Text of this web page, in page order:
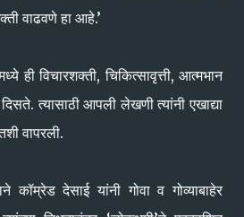
वाढवणे हा आहे.’
ही विचारशक्ती, चिकित्सावृत्ती, आत्मभान
त्यासाठी आपली लेखणी त्यांनी एखाद्या
वापरली.
कॉम्रेड देसाई यांनी गोवा व गोव्याबाहेर